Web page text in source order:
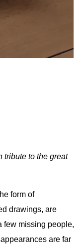
tribute to the great
form of
drawings, are
few missing people,
are far